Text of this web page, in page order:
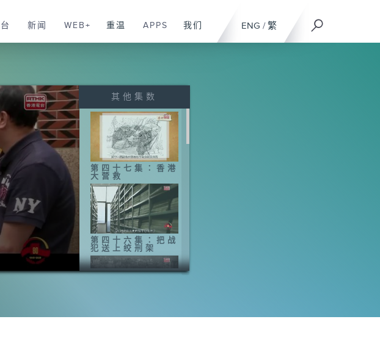
ENG / 繁
新闻 WEB+ 重温 APPS 我们
其他集数
第四十七集∶香港
大营救
第四十六集∶把战
犯送上绞刑架
日